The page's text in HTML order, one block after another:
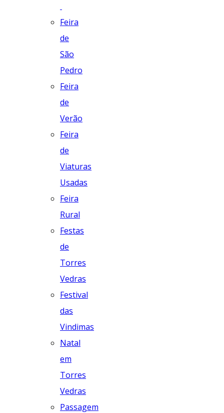
Feira
de
São
Pedro
Feira
de
Verão
Feira
de
Viaturas
Usadas
Feira
Rural
Festas
de
Torres
Vedras
Festival
das
Vindimas
Natal
em
Torres
Vedras
Passagem